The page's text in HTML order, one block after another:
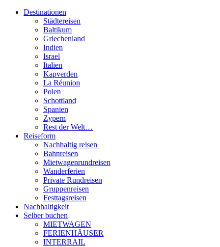
Destinationen
Städtereisen
Baltikum
Griechenland
Indien
Israel
Italien
Kapverden
La Réunion
Polen
Schottland
Spanien
Zypern
Rest der Welt…
Reiseform
Nachhaltig reisen
Bahnreisen
Mietwagenrundreisen
Wanderferien
Private Rundreisen
Gruppenreisen
Festtagsreisen
Nachhaltigkeit
Selber buchen
MIETWAGEN
FERIENHÄUSER
INTERRAIL